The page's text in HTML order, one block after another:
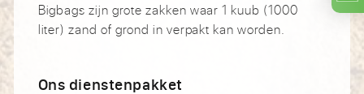
Bigbags zijn grote zakken waar 1 kuub (1000
liter) zand of grond in verpakt kan worden.
Ons dienstenpakket